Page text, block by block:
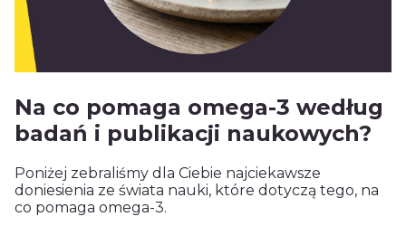
Na co pomaga omega-3 według
badań i publikacji naukowych?
Poniżej zebraliśmy dla Ciebie najciekawsze
doniesienia ze świata nauki, które dotyczą tego, na
co pomaga omega-3.